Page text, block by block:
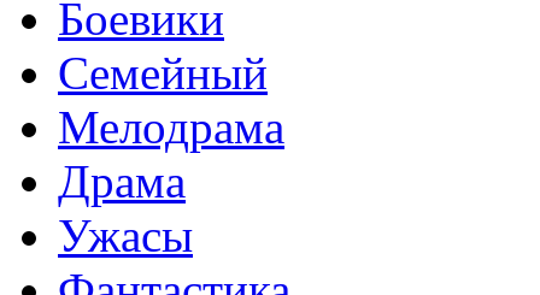
Боевики
Семейный
Мелодрама
Драма
Ужасы